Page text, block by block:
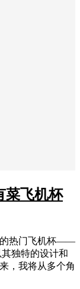
菜飞机杯
的热门飞机杯——
独特的设计和
，我将从多个角